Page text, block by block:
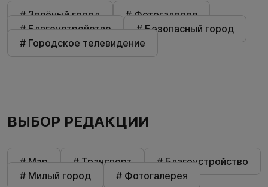
# Зелёный город
# Фотогалерея
# Благоустройство
# Безопасный город
# Городское телевидение
ВЫБОР РЕДАКЦИИ
# Мэр # Транспорт
# Благоустройство
# Милый город
# Фотогалерея